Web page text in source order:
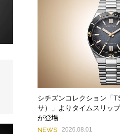
シチズンコレクション「
サ）」よりタイムスリッ
が登場
NEWS 2026.08.01